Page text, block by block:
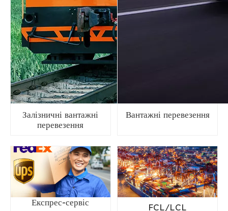
Залізничні вантажні
перевезення
Вантажні перевезення
Експрес-сервіс FCL/LCL